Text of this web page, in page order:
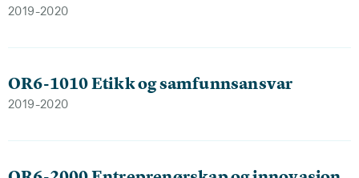
2019-2020
OR6-1010 Etikk og samfunnsansvar
2019-2020